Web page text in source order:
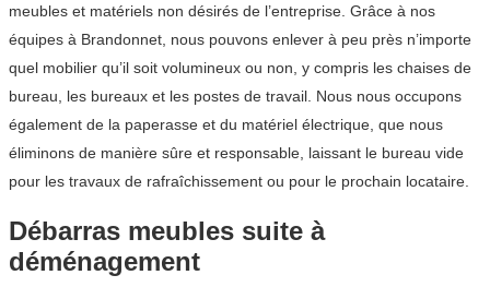
meubles et matériels non désirés de l’entreprise. Grâce à nos
équipes à Brandonnet, nous pouvons enlever à peu près n’importe
quel mobilier qu’il soit volumineux ou non, y compris les chaises de
bureau, les bureaux et les postes de travail. Nous nous occupons
également de la paperasse et du matériel électrique, que nous
éliminons de manière sûre et responsable, laissant le bureau vide
pour les travaux de rafraîchissement ou pour le prochain locataire.
Débarras meubles suite à
déménagement